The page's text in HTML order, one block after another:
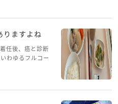
りますよね
任後、癌と診断
わゆるフルコー
フェに来られて
も落ちパソコン